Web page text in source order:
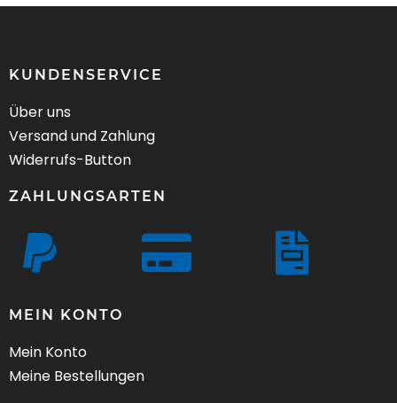
KUNDENSERVICE
Über uns
Versand und Zahlung
Widerrufs-Button
ZAHLUNGSARTEN
MEIN KONTO
Mein Konto
Meine Bestellungen